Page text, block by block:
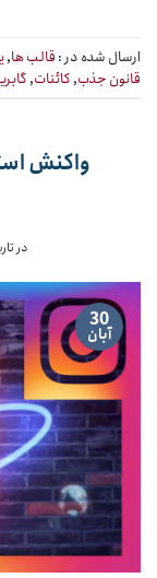
ارسال شده در : قالب ها,
قانون جذب, کائنات,
واکنش
در
30
آبان